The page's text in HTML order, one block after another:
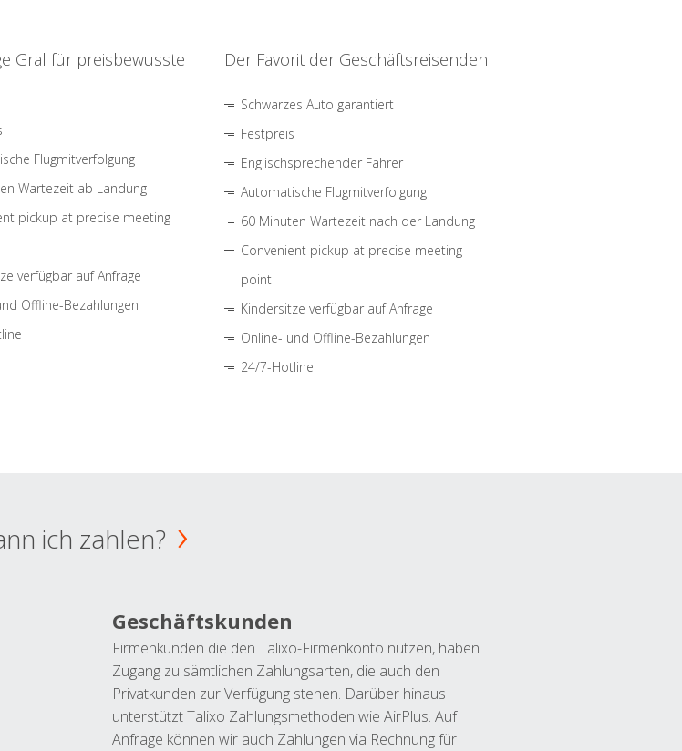
Gral für preisbewusste
Flugmitverfolgung
Wartezeit ab Landung
pickup at precise meeting
verfügbar auf Anfrage
Offline-Bezahlungen
Der Favorit der Geschäftsreisenden
Schwarzes Auto garantiert
Festpreis
Englischsprechender Fahrer
Automatische Flugmitverfolgung
60 Minuten Wartezeit nach der Landung
Convenient pickup at precise meeting
point
Kindersitze verfügbar auf Anfrage
Online- und Offline-Bezahlungen
24/7-Hotline
ich zahlen?
Geschäftskunden
Firmenkunden die den Talixo-Firmenkonto nutzen, haben
Zugang zu sämtlichen Zahlungsarten, die auch den
Privatkunden zur Verfügung stehen. Darüber hinaus
unterstützt Talixo Zahlungsmethoden wie AirPlus. Auf
Anfrage können wir auch Zahlungen via Rechnung für